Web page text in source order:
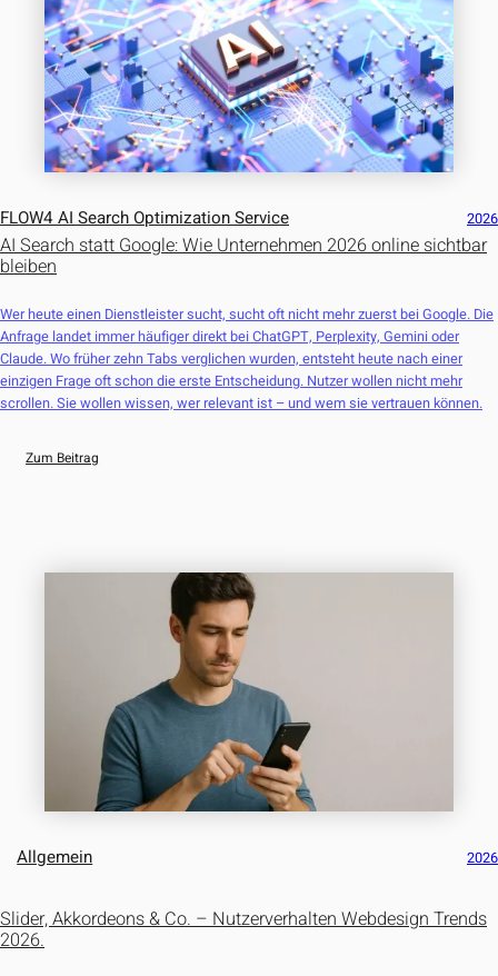
FLOW4 AI Search Optimization Service 2026
AI Search statt Google: Wie Unternehmen 2026 online sichtbar
bleiben
Wer heute einen Dienstleister sucht, sucht oft nicht mehr zuerst bei Google. Die
Anfrage landet immer häufiger direkt bei ChatGPT, Perplexity, Gemini oder
Claude. Wo früher zehn Tabs verglichen wurden, entsteht heute nach einer
einzigen Frage oft schon die erste Entscheidung. Nutzer wollen nicht mehr
scrollen. Sie wollen wissen, wer relevant ist – und wem sie vertrauen können.
Zum Beitrag
Allgemein 2026
Slider, Akkordeons & Co. – Nutzerverhalten Webdesign Trends
2026.